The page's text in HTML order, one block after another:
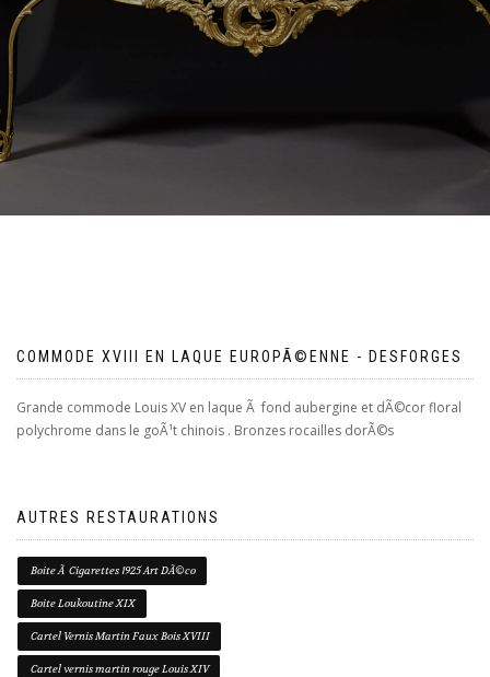
COMMODE XVIII EN LAQUE EUROPÃ©ENNE - DESFORGES
Grande commode Louis XV en laque Ã fond aubergine et dÃ©cor floral
polychrome dans le goÃ¹t chinois . Bronzes rocailles dorÃ©s
AUTRES RESTAURATIONS
Boite Ã Cigarettes 1925 Art DÃ©co
Boite Loukoutine XIX
Cartel Vernis Martin Faux Bois XVIII
Cartel vernis martin rouge Louis XIV